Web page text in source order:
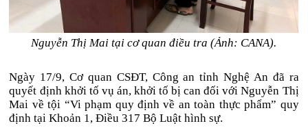
Nguyễn Thị Mai tại cơ quan điều tra (Ảnh: CANA).
Ngày 17/9, Cơ quan CSĐT, Công an tỉnh Nghệ An đã ra
quyết định khởi tố vụ án, khởi tố bị can đối với Nguyễn Thị
Mai về tội “Vi phạm quy định về an toàn thực phẩm” quy
định tại Khoản 1, Điều 317 Bộ Luật hình sự.